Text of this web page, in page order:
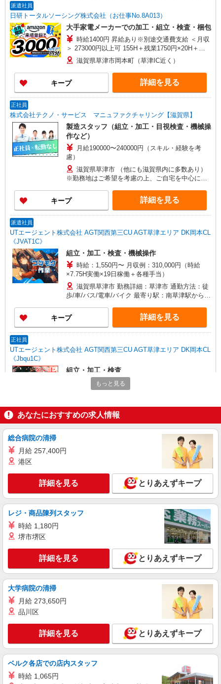
派遣社員
日研トータルソーシング株式会社（お仕事No.8A013）
大手家電メーカーでの加工・組立・検査・梱包
時給1400円 昇給あり※別途交通費支給 ＜月収
＞ 273000円以上可 155H＋残業1750円×20H＋深
夜350円×62.5H
滋賀県草津市岡本町（草津IC近く）
キープ 詳細を見る
正社員
株式会社テクノ・サービス マニュファクチャリング【滋賀県】
製造スタッフ（組立・加工・目視検査・機械操
作など）
月給190000〜240000円（スキル・経験を考
慮）
滋賀県草津市 （他にも滋賀県内に多数あり）
※勤務地はご希望を考慮の上、ご自宅を中心に通
し）
キープ 詳細を見る
派遣社員
UTエージェント株式会社 AGT関西第三CU AGT草津エリア DK岡本CL
《JVAT1C》
組立・加工・検査・機械操作
時給：1,550円〜 月収例：310,000円（時給
×7.75H実働×19日稼働＋各種手当）
滋賀県草津市 勤務詳細：草津市 通勤方法：徒
歩/車/バス/電車/バイク 最寄り駅：南草津駅から車
から無料送迎バスあり(15分ほど)
キープ 詳細を見る
正社員
UTエージェント株式会社 AGT関西第三CU AGT草津エリア DK岡本CL
《Jbqu1C》
組立・加工・検査
月給：210,000円〜 月収例：316,000円(月給＋
各種手当) ※連操手当10,000円/月を含む
歩/車/バス/電車/バイク 最寄り駅：南草津駅から車
10分 ※構内の（無料）駐車場利用OK ※草津駅か
ら無料送迎あり(15分ほど)
キープ 詳細を見る
正社員
UTエージェント株式会社 AGT関西第三CU AGT草津エリア DK岡本CL
《Jbqv1C》
組立・加工・検査
月給：240,000円〜 月収例：318,000円(月給＋
各種手当)
滋賀県草津市 勤務詳細：草津市 通勤方法：徒
歩/車/バス/電車/バイク 最寄り駅：南草津駅から車
10分 ※構内の（無料）駐車場利用OK ※草津駅か
ら無料送迎あり(15分ほど)詳細を見る
派遣社員
株式会社ヒューマンコミュニティ
大手優良企業で小物商品の材料など袋詰めのお
仕事です。 わからないことは丁寧に教えてく
れるので、 安心して勤務スタートできま
す！！
滋賀県草津市岡本町
詳細を見る
正社員
もっと見る
あなたにおすすめの求人情報
総合病院の清掃
月給 257,400円
港区
詳細を見る とりあえずキープ
レジ・商品陳列スタッフ
時給 1,180円
堺市堺区
詳細を見る とりあえずキープ
大学病院の清掃
月給 273,650円
品川区
詳細を見る とりあえずキープ
ベルク各店での店内スタッフ
時給 1,065円